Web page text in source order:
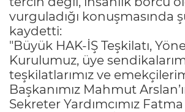
vurguladığı konuşmasında
kaydetti:
"Büyük HAK-İŞ Teşkilatı,
Kurulumuz, üye
teşkilatlarımız ve
Başkanımız Mahmut
Sekreter Yardımcımız